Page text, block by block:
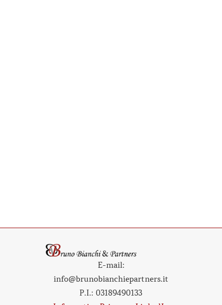
E-mail:
info@brunobianchiepartners.it
P.I.: 03189490133